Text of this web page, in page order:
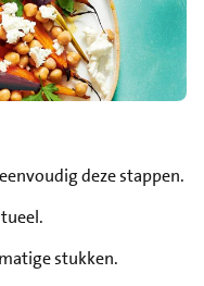
deze stappen.
stukken.